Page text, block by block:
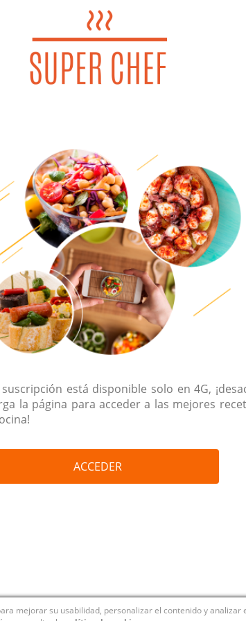
mejorar su usabilidad, personalizar el contenido y analizar
está disponible solo en 4G,
la página para acceder a las mejores
ACCEDER